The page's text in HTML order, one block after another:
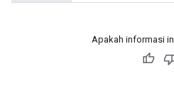
Apakah informasi